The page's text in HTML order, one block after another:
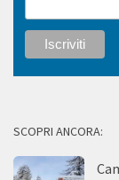
SCOPRI ANCORA: